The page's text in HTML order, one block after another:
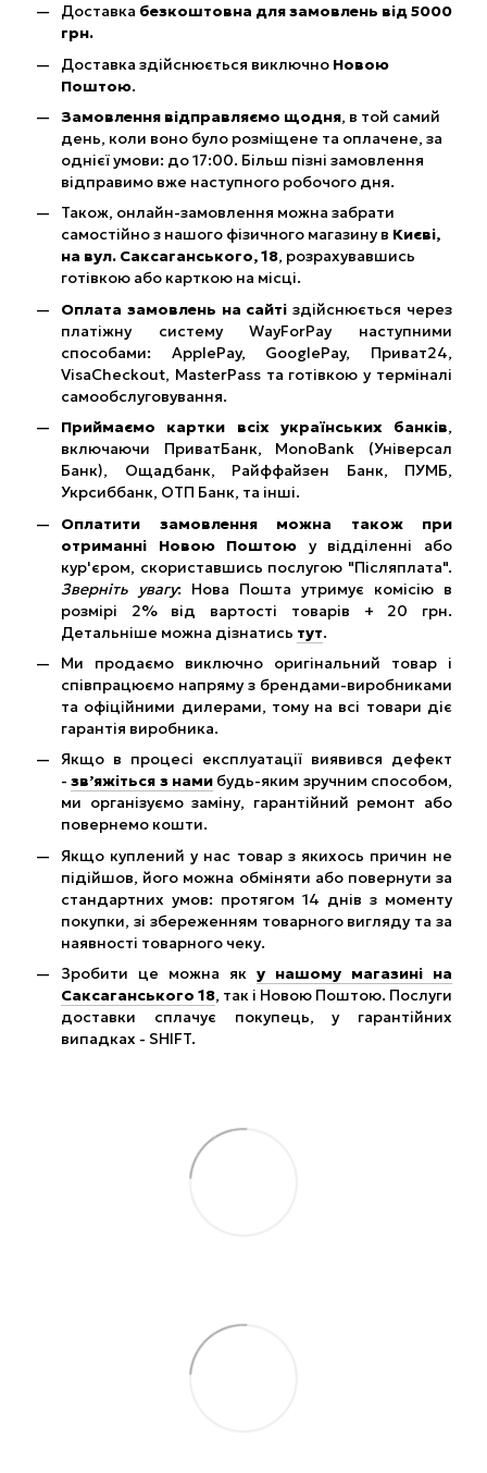
Доставка безкоштовна для замовлень від 5000
грн.
Доставка здійснюється виключно Новою
Поштою.
Замовлення відправляємо щодня, в той самий
день, коли воно було розміщене та оплачене, за
однієї умови: до 17:00. Більш пізні замовлення
відправимо вже наступного робочого дня.
Також, онлайн-замовлення можна забрати
самостійно з нашого фізичного магазину в Києві,
на вул. Саксаганського, 18, розрахувавшись
готівкою або карткою на місці.
Оплата замовлень на сайтіздійснюється через
платіжну систему WayForPay наступними
способами: ApplePay, GooglePay, Приват24,
VisaCheckout, MasterPass та готівкою у терміналі
самообслуговування.
Приймаємо картки всіх українських банків,
включаючи ПриватБанк, MonoBank (Універсал
Банк), Ощадбанк, Райффайзен Банк, ПУМБ,
Укрсиббанк, ОТП Банк, та інші.
Оплатити замовлення можна також при
отриманні Новою Поштою у відділенні або
кур'єром, скориставшись послугою "Післяплата".
Зверніть увагу: Нова Пошта утримує комісію в
розмірі 2% від вартості товарів + 20 грн.
Детальніше можна дізнатись тут.
Ми продаємо виключно оригінальний товар і
співпрацюємо напряму з брендами-виробниками
та офіційними дилерами, тому на всі товари діє
гарантія виробника.
Якщо в процесі експлуатації виявився дефект
-зв’яжіться з нами будь-яким зручним способом,
ми організуємо заміну, гарантійний ремонт або
повернемо кошти.
Якщо куплений у нас товар з якихось причин не
підійшов, його можна обміняти або повернути за
стандартних умов: протягом 14 днів з моменту
покупки, зі збереженням товарного вигляду та за
наявності товарного чеку.
Зробити це можна як у нашому магазині на
Саксаганського 18, так і Новою Поштою. Послуги
доставки сплачує покупець, у гарантійних
випадках - SHIFT.